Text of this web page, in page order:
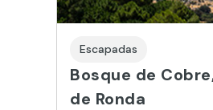
Escapadas
Bosque de
de Ronda